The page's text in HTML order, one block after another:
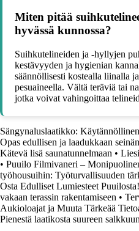
Miten pitää
hyvässä kunnossa?
Suihkutelineiden ja -hyllyjen
kestävyyden ja hygienian
säännöllisesti kostealla liinalla
pesuaineella. Vältä teräviä tai
jotka voivat vahingoittaa
Sängynaluslaatikko:
Opas edullisen ja laadukkaan
Kätevä lisä saunatunnelmaan •
• Puuilo Filmivaneri –
työhousuihin: Työturvallisuuden
Osta Edulliset Lumiesteet Puuilosta!
vakaan terassin rakentamiseen •
Aukioloajat ja Muuta Tärkeää
Pienestä laatikosta suureen salkkuun